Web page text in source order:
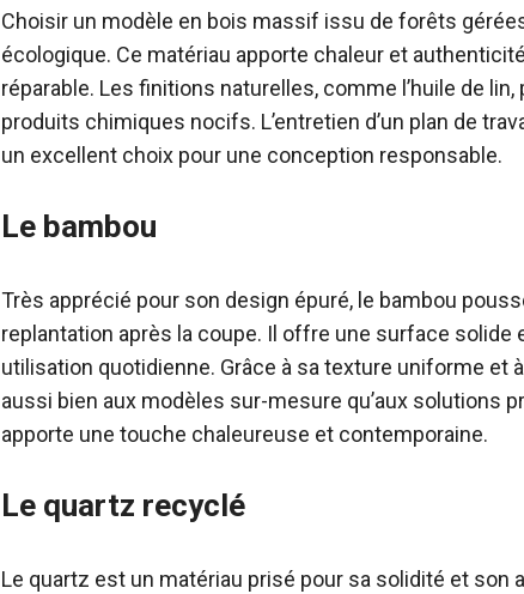
Choisir un modèle en bois massif issu de forêts
écologique. Ce matériau apporte chaleur et
réparable. Les finitions naturelles, comme l’huile de
produits chimiques nocifs. L’entretien d’un plan de
un excellent choix pour une conception responsable.
Le bambou
Très apprécié pour son design épuré, le bambou
replantation après la coupe. Il offre une surface solide
utilisation quotidienne. Grâce à sa texture uniforme et
aussi bien aux modèles sur-mesure qu’aux solutions
apporte une touche chaleureuse et contemporaine.
Le quartz recyclé
Le quartz est un matériau prisé pour sa solidité et son